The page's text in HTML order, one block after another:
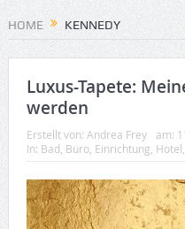
HOME KENNEDY
Luxus-Tapete:
werden
Erstellt von: Andrea Frey am:
In: Bad Büro, Einrichtung Hotel